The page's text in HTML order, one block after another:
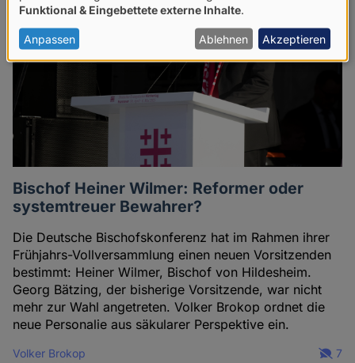
Bischof Heiner Wilmer: Reformer oder
systemtreuer Bewahrer?
Die Deutsche Bischofskonferenz hat im Rahmen ihrer
Frühjahrs-Vollversammlung einen neuen Vorsitzenden
bestimmt: Heiner Wilmer, Bischof von Hildesheim.
Georg Bätzing, der bisherige Vorsitzende, war nicht
mehr zur Wahl angetreten. Volker Brokop ordnet die
neue Personalie aus säkularer Perspektive ein.
Volker Brokop
7
von
personenbezogenen
Daten
Cookies
Funktional & Eingebettete externe Inhalte.
Anpassen Ablehnen Akzeptieren